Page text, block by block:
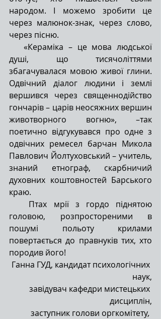
народом. І можемо зробити це
через малюнок-знак, через слово,
через пісню.
«Кераміка – це мова людської
душі, що тисячоліттями
збагачувалася мовою живої глини.
Одвічний діалог людини і землі
вершився через священнодійство
гончарів – царів неосяжних вершин
животворного вогню», –так
поетично відгукувався про одне з
одвічних ремесел барчан Микола
Павлович Йолтуховський – учитель,
знаний етнограф, скарбничий
духовних коштовностей Барського
краю.
Птах мрії з гордо піднятою
головою, розпростореними в
пошумі польоту крилами
повертається до правнуків тих, хто
породив його!
Ганна ГУД, кандидат психологічних
наук,
завідувач кафедри мистецьких
дисциплін,
заступник голови оргкомітету,